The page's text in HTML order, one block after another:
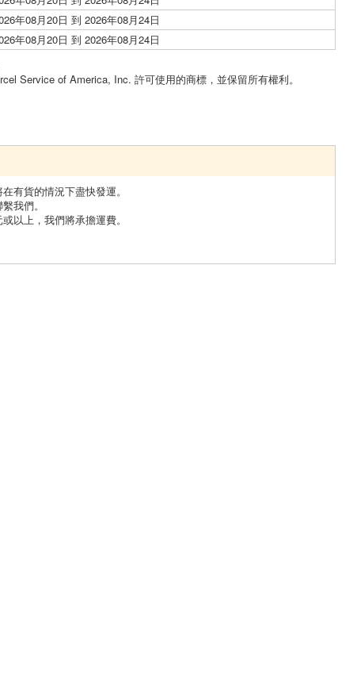
年08月20日 到 2026年08月24日
年08月20日 到 2026年08月24日
Service of America, Inc. 許可使用的商標，並保留所有權利。
有貨的情況下盡快發運。
我們。
以上，我們將承擔運費。